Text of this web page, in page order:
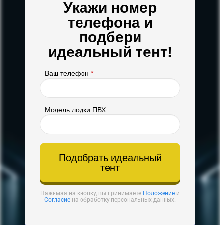
Укажи номер
телефона и
подбери
идеальный тент!
Ваш телефон *
Модель лодки ПВХ
Подобрать идеальный
тент
Нажимая на кнопку, вы принимаете Положение и
Согласие на обработку персональных данных.